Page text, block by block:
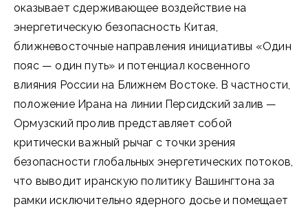
оказывает сдерживающее воздействие на
энергетическую безопасность Китая,
ближневосточные направления инициативы «Один
пояс — один путь» и потенциал косвенного
влияния России на Ближнем Востоке. В частности,
положение Ирана на линии Персидский залив —
Ормузский пролив представляет собой
критически важный рычаг с точки зрения
безопасности глобальных энергетических потоков,
что выводит иранскую политику Вашингтона за
рамки исключительно ядерного досье и помещает